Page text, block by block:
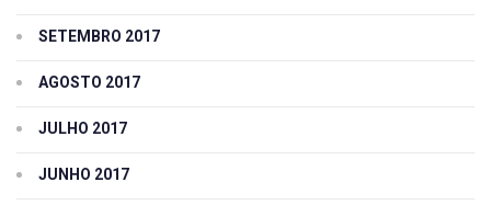
SETEMBRO 2017
AGOSTO 2017
JULHO 2017
JUNHO 2017